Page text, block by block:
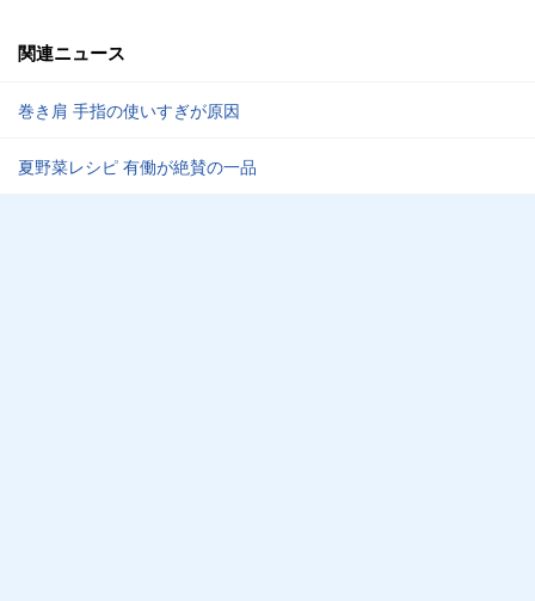
関連ニュース
巻き肩 手指の使いすぎが原因
夏野菜レシピ 有働が絶賛の一品